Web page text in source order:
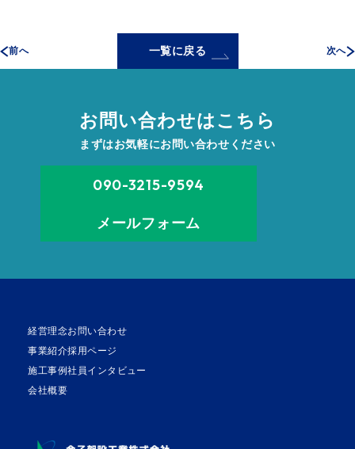
前へ 一覧に戻る 次へ
お問い合わせはこちら
まずはお気軽にお問い合わせください
090-3215-9594
メールフォーム
経営理念
事業紹介
施工事例
会社概要
お問い合わせ
採用ページ
社員インタビュー